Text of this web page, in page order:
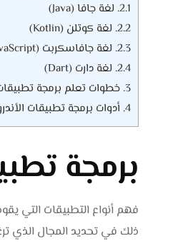
2.1. لغة جافا (Java)
2.2. لغة كوتلن (Kotlin)
2.3. لغة جافاسكربت (JavaScript)
2.4. لغة دارت (Dart)
3. خطوات تعلم برمجة تطبيقات
4. أدوات برمجة تطبيقات
برمجة
فهم أنواع التطبيقات التي
ذلك في تحديد المجال الذي